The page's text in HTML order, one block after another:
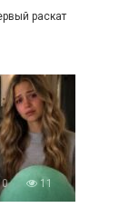
раскат
0 11